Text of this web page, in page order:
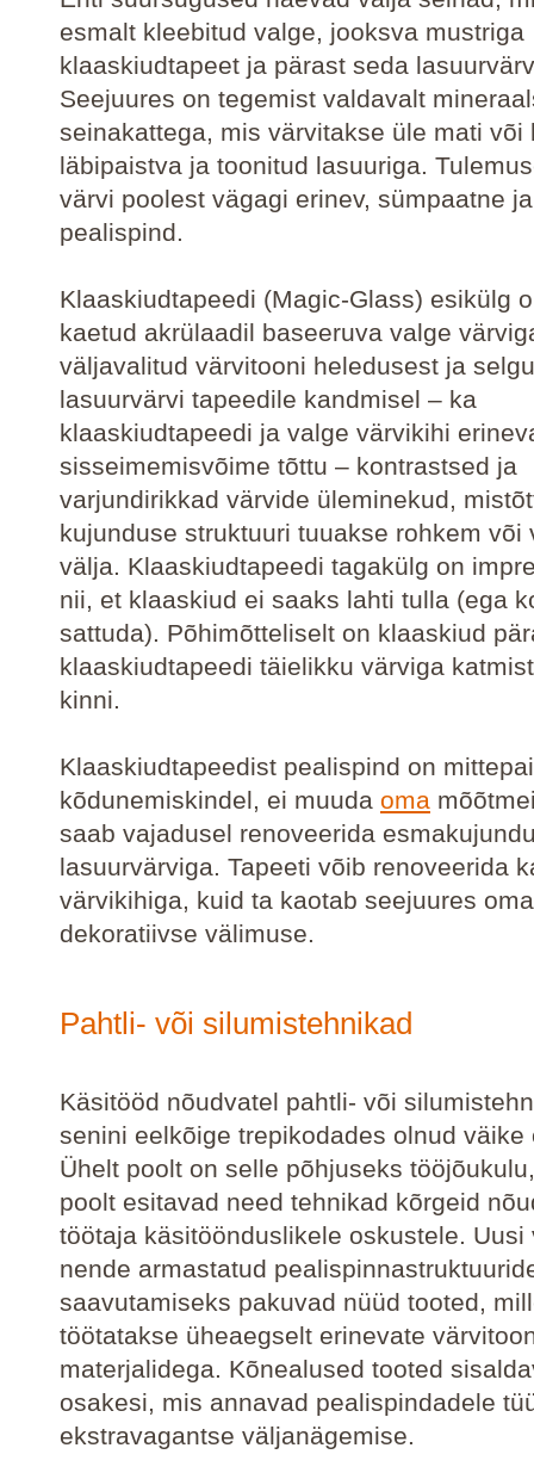
esmalt kleebitud valge, jooksva mustriga
klaaskiudtapeet ja pärast seda
Seejuures on tegemist valdavalt
seinakattega, mis värvitakse üle mati või
läbipaistva ja toonitud lasuuriga.
värvi poolest vägagi erinev, sümpaatne
pealispind.
Klaaskiudtapeedi (Magic-Glass) esikülg
kaetud akrülaadil baseeruva valge
väljavalitud värvitooni heledusest ja
lasuurvärvi tapeedile kandmisel – ka
klaaskiudtapeedi ja valge värvikihi
sisseimemisvõime tõttu – kontrastsed ja
varjundirikkad värvide üleminekud,
kujunduse struktuuri tuuakse rohkem või
välja. Klaaskiudtapeedi tagakülg on
nii, et klaaskiud ei saaks lahti tulla (ega
sattuda). Põhimõtteliselt on klaaskiud
klaaskiudtapeedi täielikku värviga
kinni.
Klaaskiudtapeedist pealispind on
kõdunemiskindel, ei muuda oma
saab vajadusel renoveerida
lasuurvärviga. Tapeeti võib renoveerida
värvikihiga, kuid ta kaotab seejuures
dekoratiivse välimuse.
Pahtli- või silumistehnikad
Käsitööd nõudvatel pahtli- või
senini eelkõige trepikodades olnud väike
Ühelt poolt on selle põhjuseks
poolt esitavad need tehnikad kõrgeid
töötaja käsitöönduslikele oskustele. Uusi
nende armastatud
saavutamiseks pakuvad nüüd tooted,
töötatakse üheaegselt erinevate
materjalidega. Kõnealused tooted
osakesi, mis annavad pealispindadele
ekstravagantse väljanägemise.